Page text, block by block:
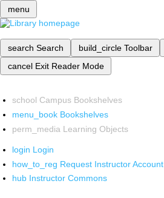
menu
search Search build_circle Toolbar
cancel Exit Reader Mode
school Campus Bookshelves
menu_book Bookshelves
perm_media Learning Objects
login Login
how_to_reg Request Instructor Account
hub Instructor Commons